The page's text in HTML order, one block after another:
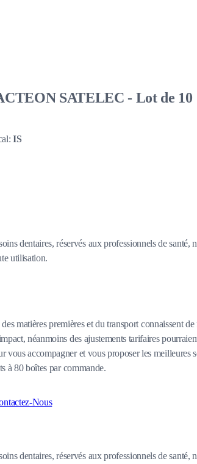
SATELEC - Lot de 10
IS
dentaires, réservés aux professionnels de
utilisation.
matières premières et du transport connaissent
néanmoins des ajustements tarifaires
vous accompagner et vous proposer les meilleures
à 80 boîtes par commande.
Nous
dentaires, réservés aux professionnels de